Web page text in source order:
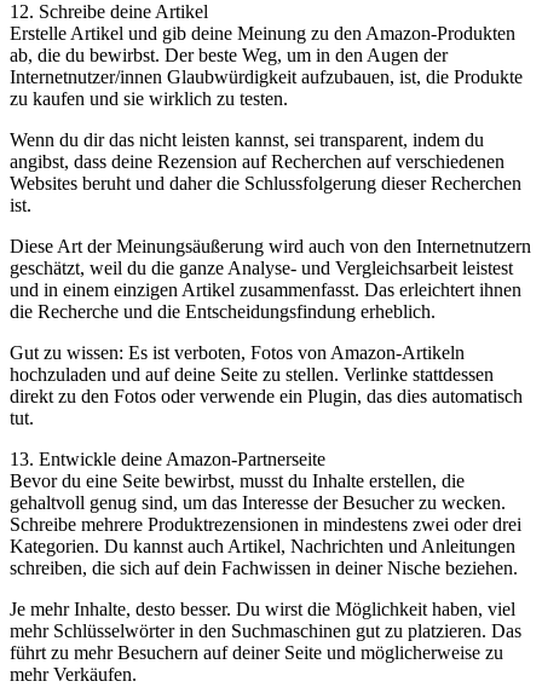
12. Schreibe deine Artikel
Erstelle Artikel und gib deine Meinung zu den Amazon-Produkten
ab, die du bewirbst. Der beste Weg, um in den Augen der
Internetnutzer/innen Glaubwürdigkeit aufzubauen, ist, die Produkte
zu kaufen und sie wirklich zu testen.
Wenn du dir das nicht leisten kannst, sei transparent, indem du
angibst, dass deine Rezension auf Recherchen auf verschiedenen
Websites beruht und daher die Schlussfolgerung dieser Recherchen
ist.
Diese Art der Meinungsäußerung wird auch von den Internetnutzern
geschätzt, weil du die ganze Analyse- und Vergleichsarbeit leistest
und in einem einzigen Artikel zusammenfasst. Das erleichtert ihnen
die Recherche und die Entscheidungsfindung erheblich.
Gut zu wissen: Es ist verboten, Fotos von Amazon-Artikeln
hochzuladen und auf deine Seite zu stellen. Verlinke stattdessen
direkt zu den Fotos oder verwende ein Plugin, das dies automatisch
tut.
13. Entwickle deine Amazon-Partnerseite
Bevor du eine Seite bewirbst, musst du Inhalte erstellen, die
gehaltvoll genug sind, um das Interesse der Besucher zu wecken.
Schreibe mehrere Produktrezensionen in mindestens zwei oder drei
Kategorien. Du kannst auch Artikel, Nachrichten und Anleitungen
schreiben, die sich auf dein Fachwissen in deiner Nische beziehen.
Je mehr Inhalte, desto besser. Du wirst die Möglichkeit haben, viel
mehr Schlüsselwörter in den Suchmaschinen gut zu platzieren. Das
führt zu mehr Besuchern auf deiner Seite und möglicherweise zu
mehr Verkäufen.